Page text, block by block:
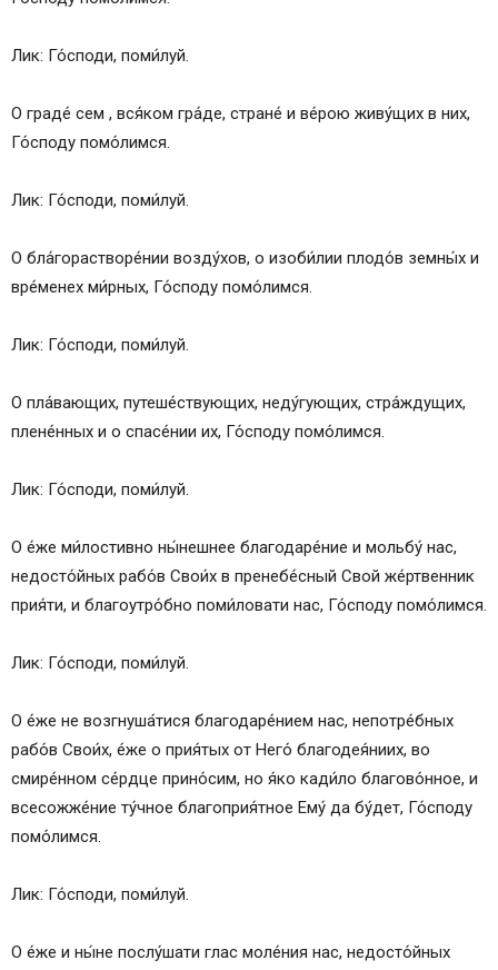
Лик: Го́споди, поми́луй.
О граде́ сем , вся́ком гра́де, стране́ и ве́рою живу́щих в них,
Го́споду помо́лимся.
Лик: Го́споди, поми́луй.
О бла́горастворе́нии возду́хов, о изоби́лии плодо́в земны́х и
вре́менех ми́рных, Го́споду помо́лимся.
Лик: Го́споди, поми́луй.
О пла́вающих, путеше́ствующих, неду́гующих, стра́ждущих,
плене́нных и о спасе́нии их, Го́споду помо́лимся.
Лик: Го́споди, поми́луй.
О е́же ми́лостивно ны́нешнее благодаре́ние и мольбу́ нас,
недосто́йных рабо́в Свои́х в пренебе́сный Свой же́ртвенник
прия́ти, и благоутро́бно поми́ловати нас, Го́споду помо́лимся.
Лик: Го́споди, поми́луй.
О е́же не возгнуша́тися благодаре́нием нас, непотре́бных
рабо́в Свои́х, е́же о прия́тых от Него́ благодея́ниих, во
смире́нном се́рдце прино́сим, но я́ко кади́ло благово́нное, и
всесожже́ние ту́чное благоприя́тное Ему́ да бу́дет, Го́споду
помо́лимся.
Лик: Го́споди, поми́луй.
О е́же и ны́не послу́шати глас моле́ния нас, недосто́йных